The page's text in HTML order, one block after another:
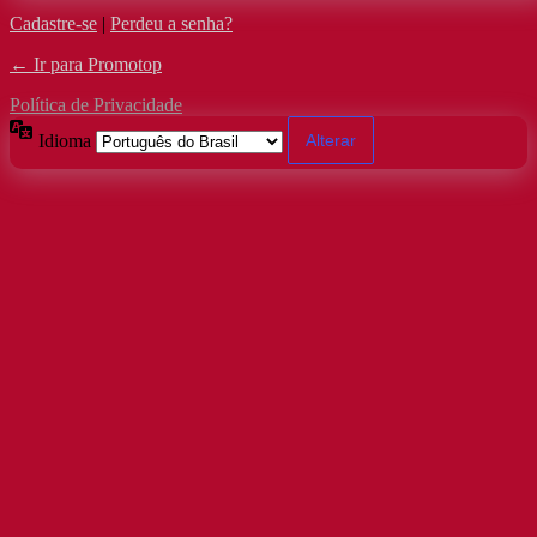
Cadastre-se | Perdeu a senha?
← Ir para Promotop
Política de Privacidade
Idioma